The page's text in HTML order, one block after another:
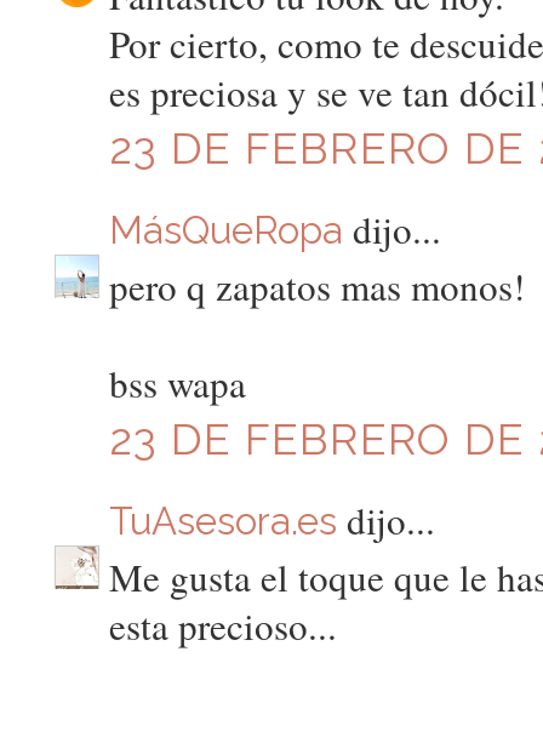
Por cierto, como te
es preciosa y se ve tan
23 DE FEBRERO
MásQueRopa dijo...
pero q zapatos mas monos!
bss wapa
23 DE FEBRERO DE
TuAsesora.es dijo...
Me gusta el toque que le
esta precioso...